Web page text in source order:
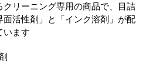
リーニング専用の商品で、目詰
面活性剤」と「インク溶剤」が配
います